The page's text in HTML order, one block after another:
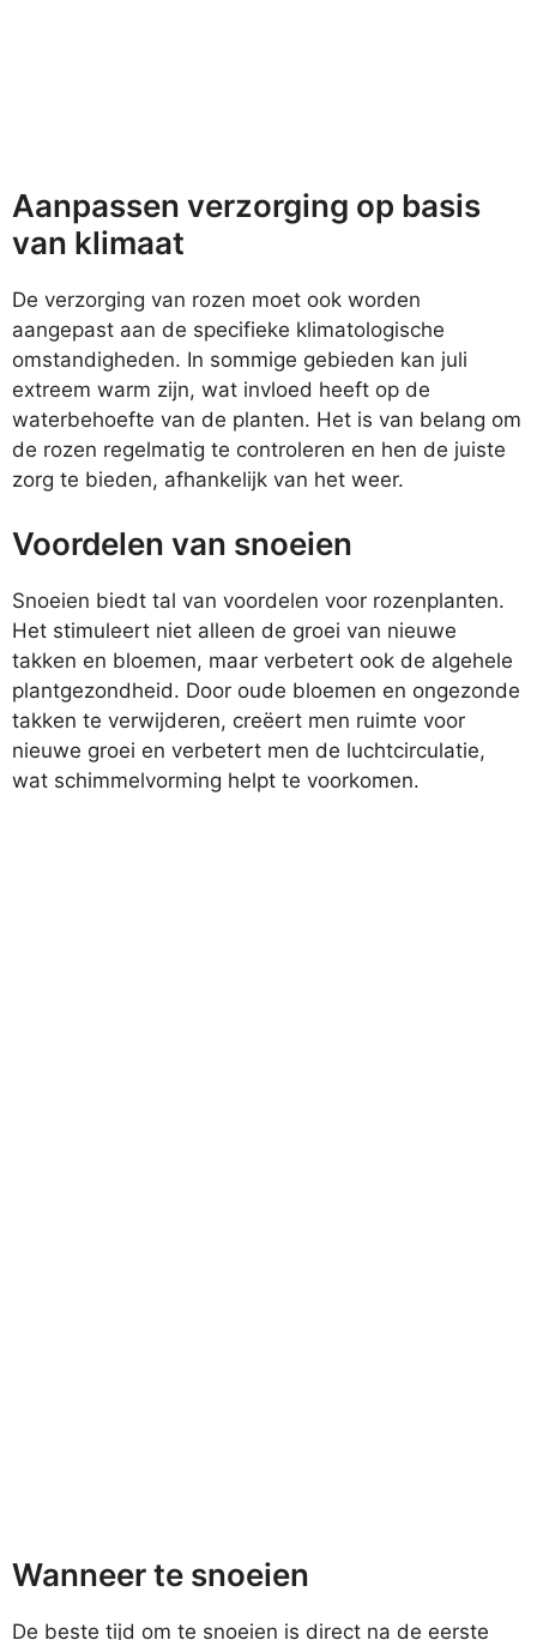
Aanpassen verzorging op basis
van klimaat
De verzorging van rozen moet ook worden
aangepast aan de specifieke klimatologische
omstandigheden. In sommige gebieden kan juli
extreem warm zijn, wat invloed heeft op de
waterbehoefte van de planten. Het is van belang om
de rozen regelmatig te controleren en hen de juiste
zorg te bieden, afhankelijk van het weer.
Voordelen van snoeien
Snoeien biedt tal van voordelen voor rozenplanten.
Het stimuleert niet alleen de groei van nieuwe
takken en bloemen, maar verbetert ook de algehele
plantgezondheid. Door oude bloemen en ongezonde
takken te verwijderen, creëert men ruimte voor
nieuwe groei en verbetert men de luchtcirculatie,
wat schimmelvorming helpt te voorkomen.
Wanneer te snoeien
De beste tijd om te snoeien is direct na de eerste